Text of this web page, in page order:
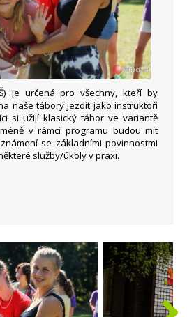
je určená pro všechny, kteří by
naše tábory jezdit jako instruktoři
si užijí klasický tábor ve variantě
v rámci programu budou mít
se základními povinnostmi
služby/úkoly v praxi.